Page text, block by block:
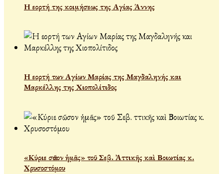
Η εορτή της κοιμήσεως της Αγίας Άννης
Η εορτή των Αγίων Μαρίας της Μαγδαληνής και
Μαρκέλλης της Χιοπολίτιδος
«Κύριε σῶσον ἡμᾶς» τοῦ Σεβ. Ἀττικῆς καὶ Βοιωτίας κ.
Χρυσοστόμου